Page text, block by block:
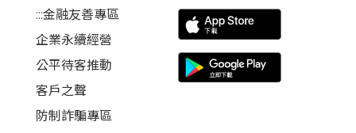
:::金融友善專區
企業永續經營
公平待客推動
客戶之聲
防制詐騙專區